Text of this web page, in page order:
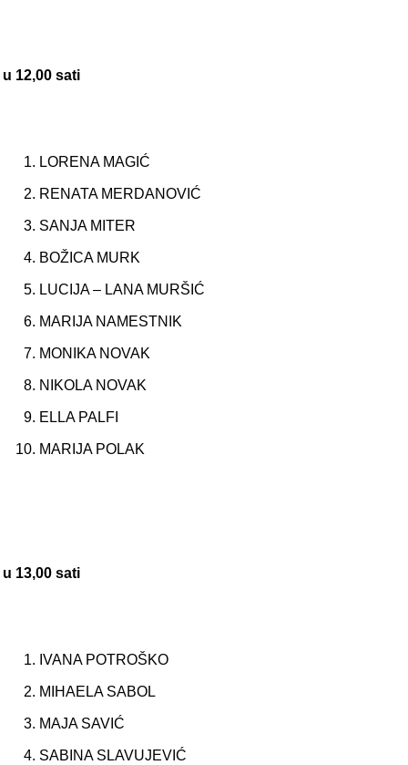
u 12,00 sati
LORENA MAGIĆ
RENATA MERDANOVIĆ
SANJA MITER
BOŽICA MURK
LUCIJA – LANA MURŠIĆ
MARIJA NAMESTNIK
MONIKA NOVAK
NIKOLA NOVAK
ELLA PALFI
MARIJA POLAK
u 13,00 sati
IVANA POTROŠKO
MIHAELA SABOL
MAJA SAVIĆ
SABINA SLAVUJEVIĆ